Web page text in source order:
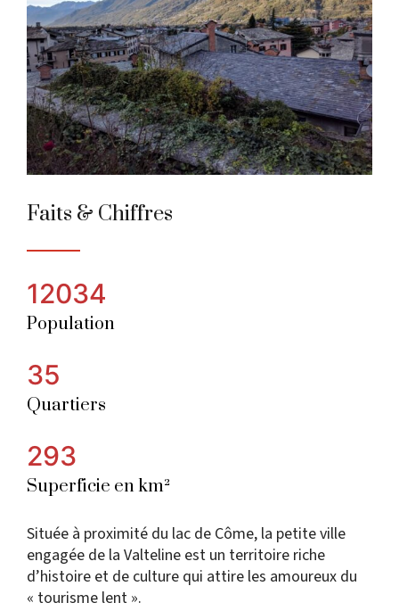
Morbegno
Ville des Alpes de l'année 2019
Faits & Chiffres
12034
Population
35
Quartiers
293
Superficie en km²
Située à proximité du lac de Côme, la petite ville
engagée de la Valteline est un territoire riche
d’histoire et de culture qui attire les amoureux du
« tourisme lent ».